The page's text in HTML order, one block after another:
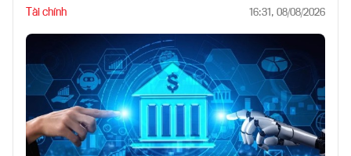
Tài chính 16:31, 08/08/2026